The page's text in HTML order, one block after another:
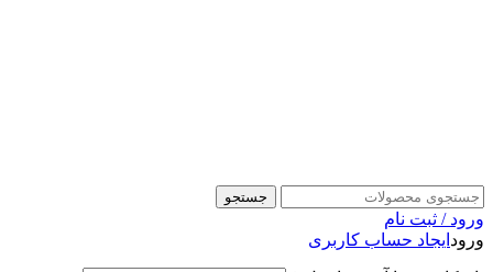
جستجو
ورود / ثبت نام
ورود ایجاد حساب کاربری